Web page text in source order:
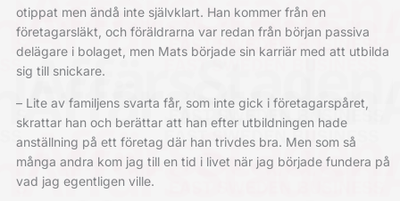
otippat men ändå inte självklart. Han kommer från en
företagarsläkt, och föräldrarna var redan från början passiva
delägare i bolaget, men Mats började sin karriär med att utbilda
sig till snickare.
– Lite av familjens svarta får, som inte gick i företagarspåret,
skrattar han och berättar att han efter utbildningen hade
anställning på ett företag där han trivdes bra. Men som så
många andra kom jag till en tid i livet när jag började fundera på
vad jag egentligen ville.